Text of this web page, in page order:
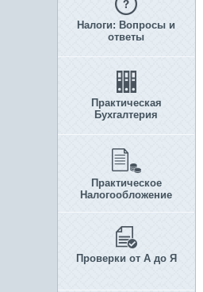
Налоги: Вопросы и
ответы
Практическая
Бухгалтерия
Практическое
Налогообложение
Проверки от А до Я